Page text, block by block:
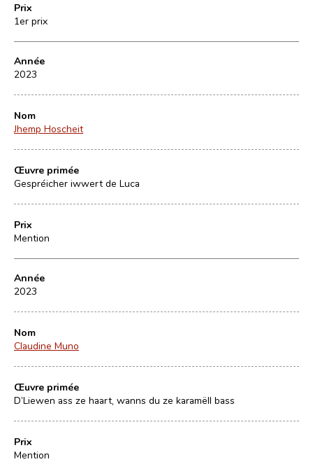
Prix
1er prix
Année
2023
Nom
Jhemp Hoscheit
Œuvre primée
Gespréicher iwwert de Luca
Prix
Mention
Année
2023
Nom
Claudine Muno
Œuvre primée
D’Liewen ass ze haart, wanns du ze karamëll bass
Prix
Mention